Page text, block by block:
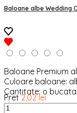
Baloane albe Wedding
Baloane Premium
Culoare baloane:
Cantitate: o
Pret 2,02 lei